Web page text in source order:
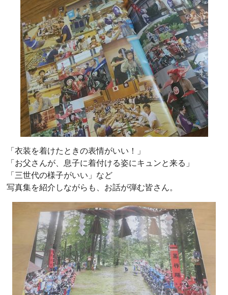
「衣装を着けたときの表情がいい！」
「お父さんが、息子に着付ける姿にキュンと来る」
「三世代の様子がいい」など
写真集を紹介しながらも、お話が弾む皆さん。